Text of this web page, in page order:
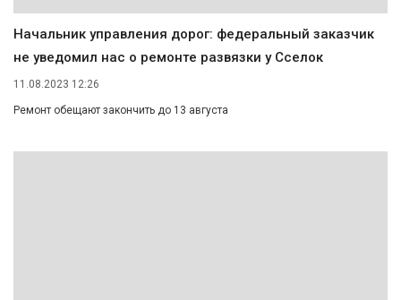
Начальник управления дорог: федеральный заказчик
не уведомил нас о ремонте развязки у Сселок
11.08.2023 12:26
Ремонт обещают закончить до 13 августа